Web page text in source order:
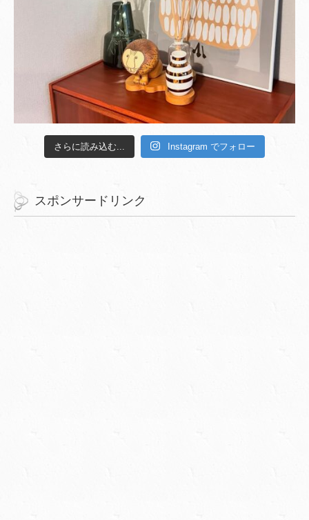
さらに読み込む... Instagram でフォロー
スポンサードリンク